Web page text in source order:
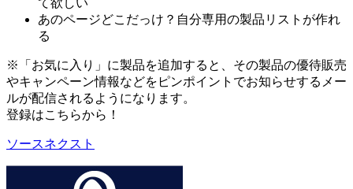
あのページどこだっけ？自分専用の製品リストが作れ
る
※「お気に入り」に製品を追加すると、その製品の優待販売
やキャンペーン情報などをピンポイントでお知らせするメー
ルが配信されるようになります。
登録はこちらから！
ソースネクスト